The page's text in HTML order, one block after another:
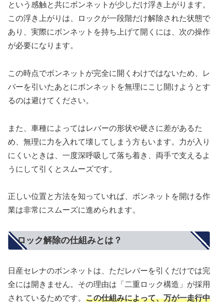
という感触と共にボンネットが少しだけ浮き上がります。
この浮き上がりは、ロックが一段階だけ解除された状態で
あり、実際にボンネットを持ち上げて開くには、次の操作
が必要になります。
この時点でボンネットが完全に開くわけではないため、レ
バーを引いたあとにボンネットを無理にこじ開けようとす
るのは避けてください。
また、車種によってはレバーの形状や硬さに差があるた
め、無理に力を入れて壊してしまう方もいます。力が入り
にくいときは、一度深呼吸して落ち着き、両手で支えるよ
うにして引くとスムーズです。
正しい位置と方法を知っていれば、ボンネットを開ける作
業は非常にスムーズに進められます。
ロック解除の仕組みとは？
日産セレナのボンネットは、ただレバーを引くだけでは完
全には開きません。その理由は「二重ロック構造」が採用
されているためです。 この仕組みによって、万が一走行中